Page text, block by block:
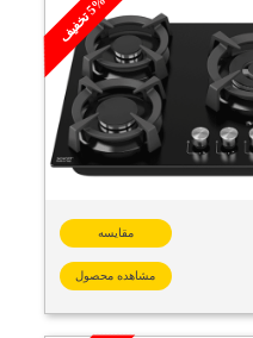
5
%
ت
خ
ف
ی
ف
مقایسه
مشاهده محصول